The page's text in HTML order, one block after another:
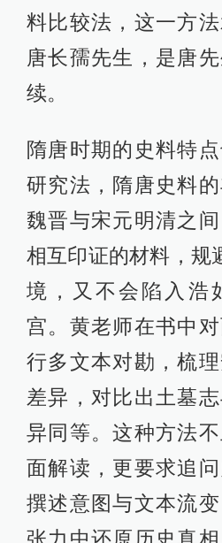
料比较法，这一方
唐长孺先生，是唐
续。
隋唐时期的史料特
研究法，隋唐史料
魏晋与宋元明清之
相互印证的材料，规
境，又不会陷入浩
宫。黄老师在书中
行多文本对勘，梳
差异，对比出土墓
异同等。这种方法
面解读，更要求追问
撰述意图与文本流